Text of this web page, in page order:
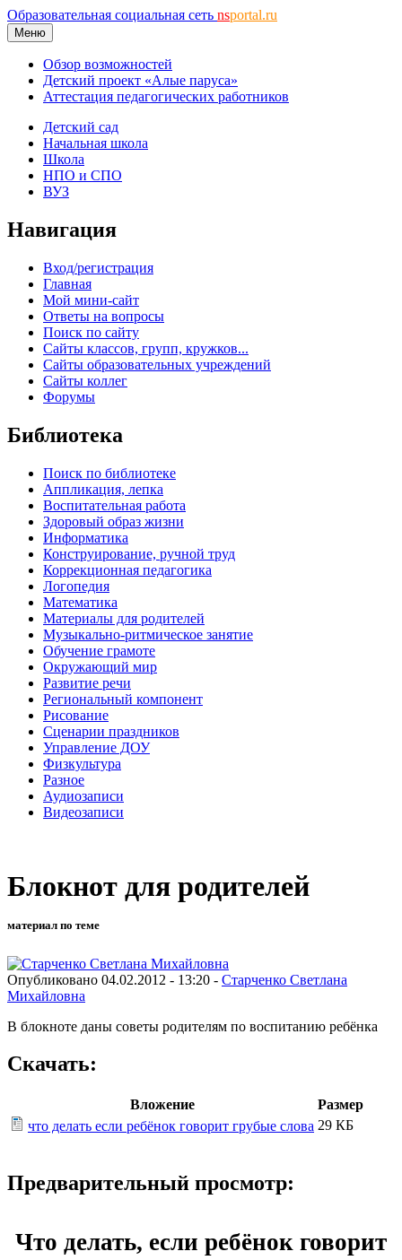
Образовательная социальная сеть nsportal.ru
Меню
Обзор возможностей
Детский проект «Алые паруса»
Аттестация педагогических работников
Детский сад
Начальная школа
Школа
НПО и СПО
ВУЗ
Навигация
Вход/регистрация
Главная
Мой мини-сайт
Ответы на вопросы
Поиск по сайту
Сайты классов, групп, кружков...
Сайты образовательных учреждений
Сайты коллег
Форумы
Библиотека
Поиск по библиотеке
Аппликация, лепка
Воспитательная работа
Здоровый образ жизни
Информатика
Конструирование, ручной труд
Коррекционная педагогика
Логопедия
Математика
Материалы для родителей
Музыкально-ритмическое занятие
Обучение грамоте
Окружающий мир
Развитие речи
Региональный компонент
Рисование
Сценарии праздников
Управление ДОУ
Физкультура
Разное
Аудиозаписи
Видеозаписи
Блокнот для родителей
материал по теме
Опубликовано 04.02.2012 - 13:20 - Старченко Светлана
Михайловна
В блокноте даны советы родителям по воспитанию ребёнка
Скачать:
Вложение
Размер
что делать если ребёнок говорит грубые слова 29 КБ
Предварительный просмотр:
Что делать, если ребёнок говорит